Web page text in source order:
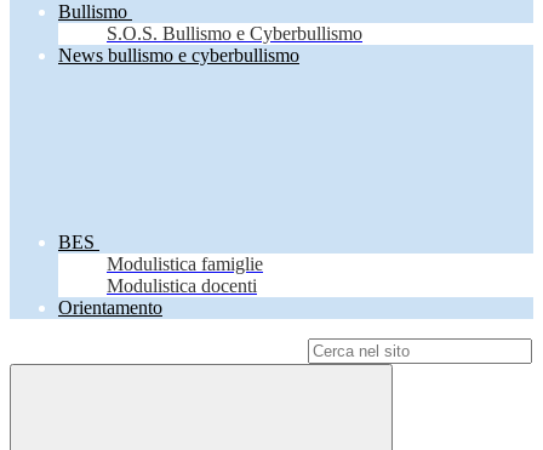
Bullismo
S.O.S. Bullismo e Cyberbullismo
News bullismo e cyberbullismo
BES
Modulistica famiglie
Modulistica docenti
Orientamento